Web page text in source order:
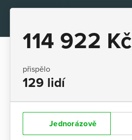
114 922 Kč
přispělo
129 lidí
Jednorázově